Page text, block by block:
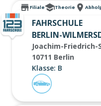
Filiale Theorie
FAHRSCHULE
BERLIN-
Joachim-Friedrich-
10711 Berlin
Klasse: B